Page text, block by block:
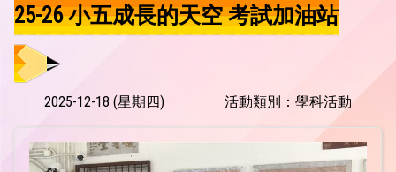
25-26 小五成長的天空 考試加油站
2025-12-18 (星期四) 活動類別：學科活動